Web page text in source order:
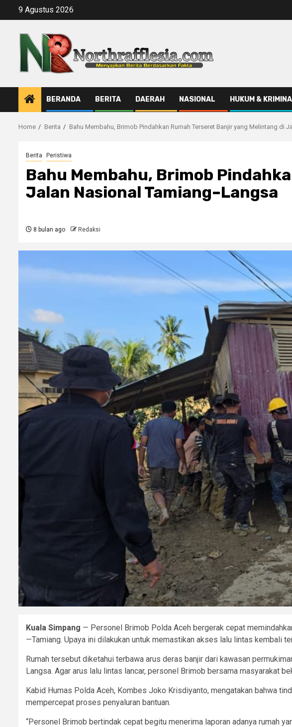
9 Agustus 2026
BERANDA BERITA DAERAH NASIONAL HUKUM &
Home Berita Bahu Membahu, Brimob Pindahkan Rumah Terseret Banjir yang Melintang di
Berita Peristiwa
Bahu Membahu, Brimob
Jalan Nasional Tamiang–Langsa
8 bulan ago Redaksi
Kuala Simpang — Personel Brimob Polda Aceh bergerak cepat
—Tamiang. Upaya ini dilakukan untuk memastikan akses lalu lintas kembali
Rumah tersebut diketahui terbawa arus deras banjir dari kawasan
Langsa. Agar arus lalu lintas lancar, personel Brimob bersama masyarakat
Kabid Humas Polda Aceh, Kombes Joko Krisdiyanto, mengatakan bahwa
mempercepat proses penyaluran bantuan.
“Personel Brimob bertindak cepat begitu menerima laporan adanya rumah